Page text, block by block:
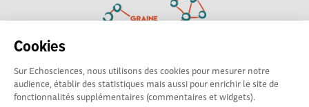
Cookies
Sur Echosciences, nous utilisons des cookies pour mesurer notre
audience, établir des statistiques mais aussi pour enrichir le site de
fonctionnalités supplémentaires (commentaires et widgets).
Explorer, s’exprimer, rentrer en contact : Echosciences
Hauts-de-France est le réseau social des amateurs de